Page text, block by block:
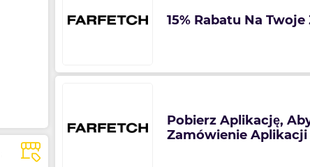
15% Rabatu Na
Pobierz Aplikację,
Zamówienie